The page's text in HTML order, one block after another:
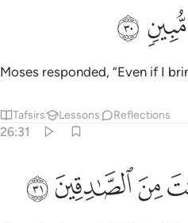
ﲚﲛ
Moses responded, “Even if I
Tafsirs Lessons Reflections
26:31
٣١
ﲡﲢﲣ